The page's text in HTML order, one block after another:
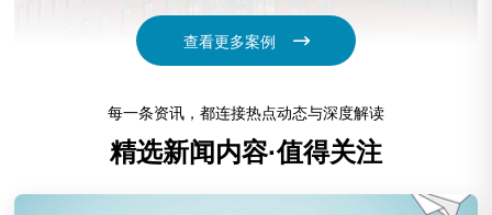
中庆智能装备
企业&集团 查看链接
查看更多案例
每一条资讯，都连接热点动态与深度解读
精选新闻内容·值得关注